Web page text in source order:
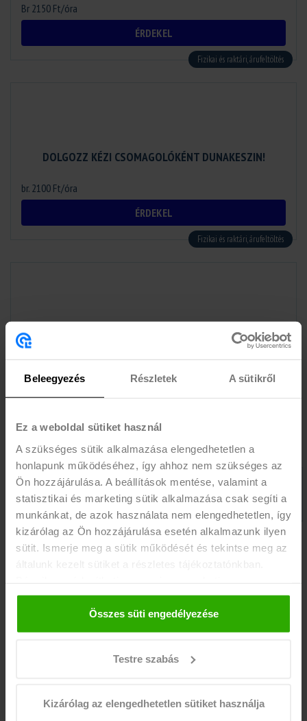
Beleegyezés Részletek A sütikről
Ez a weboldal sütiket használ
A szükséges sütik alkalmazása elengedhetetlen a
honlapunk működéséhez, így ahhoz nem szükséges az
Ön hozzájárulása. A beállítások mentése, valamint a
statisztikai és marketing sütik alkalmazása csak segíti a
munkánkat, de azok használata nem elengedhetetlen, így
kizárólag az Ön hozzájárulása esetén alkalmazunk ilyen
sütit. Ismerje meg a sütik működését és tekintse meg az
általunk kezelt sütiket a részletes tájékoztatónkban.
hozzájárulását a weboldalunk láblécében található "Süti
tájékoztató" feliratra kattintva.
Összes süti engedélyezése
Testre szabás
Kizárólag az elengedhetetlen sütiket használja
Br 2150 Ft/óra
ÉRDEKEL
Fizikai és raktári, árufeltöltés
DOLGOZZ KÉZI CSOMAGOLÓKÉNT DUNAKESZIN!
br. 2100 Ft/óra
ÉRDEKEL
Fizikai és raktári, árufeltöltés
AUGUSZTUSBAN A TISZAÚJVÁROSI PEPCO CSAK RÁD
Br. 2100 Ft/óra
DOLGOZZ, FEJLŐDJ, PIZZÁZZ - JELENTKEZZ A PIZZA
HUTHOZ!
óra). Ünnepnapokon dupla bér!